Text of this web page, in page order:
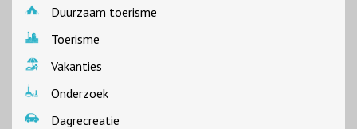
Duurzaam toerisme
Toerisme
Vakanties
Onderzoek
Dagrecreatie